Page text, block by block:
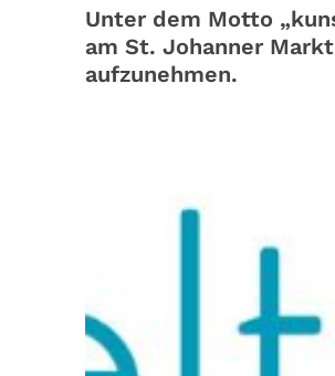
Unter dem Motto
am St. Johanner
aufzunehmen.